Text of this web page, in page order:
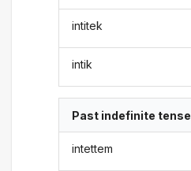
intitek
intik
Past indefinite tense
intettem